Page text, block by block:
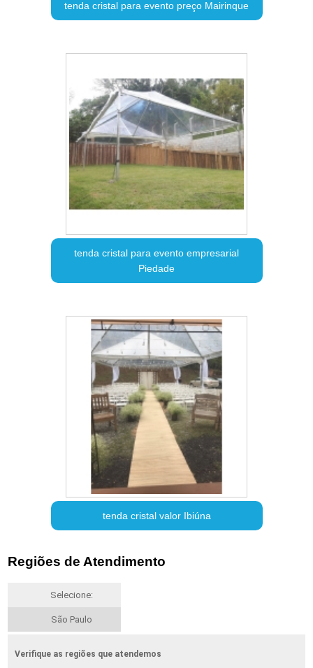
tenda cristal para evento preço Mairinque
tenda cristal para evento empresarial
Piedade
tenda cristal valor Ibiúna
Regiões de Atendimento
Selecione:
São Paulo
Verifique as regiões que atendemos